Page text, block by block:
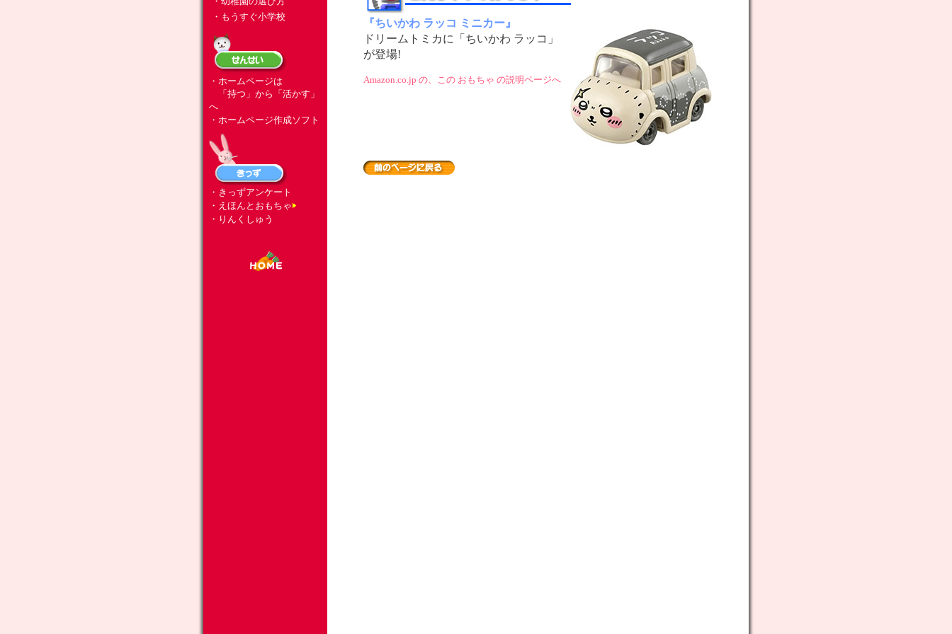
・もうすぐ小学校
・ホームページは
「持つ」から「活かす」
へ
・ホームページ作成ソフト
・きっずアンケート
・えほんとおもちゃ
・りんくしゅう
『ちいかわ ラッコ ミニカー』
ドリームトミカに「ちいかわ ラッコ」
が登場!
Amazon.co.jp の、この おもちゃ の説明ページへ